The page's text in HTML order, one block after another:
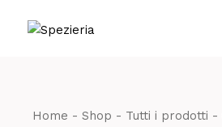
Home Shop Tutti i prodotti
Telefono